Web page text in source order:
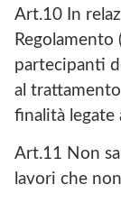
Art.10 In
partecipanti
al
finalità legate
Art.11 Non
lavori che